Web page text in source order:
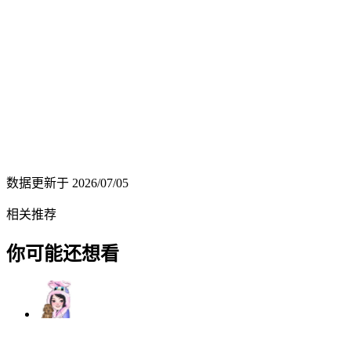
数据更新于 2026/07/05
相关推荐
你可能还想看